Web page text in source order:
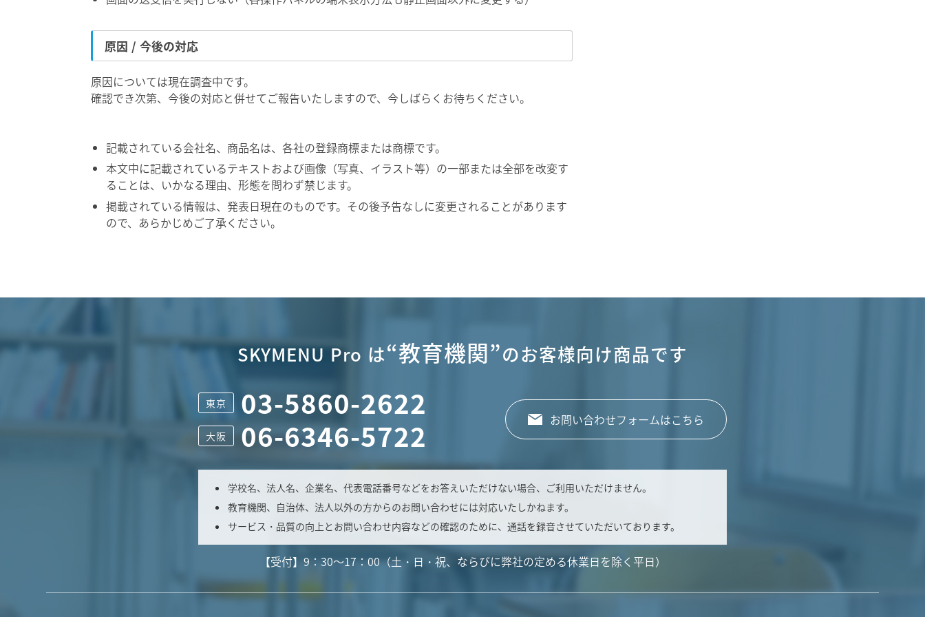
原因 / 今後の対応
原因については現在調査中です。
確認でき次第、今後の対応と併せてご報告いたしますので、今しばらくお待ちください。
記載されている会社名、商品名は、各社の登録商標または商標です。
本文中に記載されているテキストおよび画像（写真、イラスト等）の一部または全部を改変す
ることは、いかなる理由、形態を問わず禁じます。
掲載されている情報は、発表日現在のものです。その後予告なしに変更されることがあります
ので、あらかじめご了承ください。
SKYMENU Pro は“教育機関”のお客様向け商品です
東京 03-5860-2622
大阪 06-6346-5722 お問い合わせフォームはこちら
学校名、法人名、企業名、代表電話番号などをお答えいただけない場合、ご利用いただけません。
教育機関、自治体、法人以外の方からのお問い合わせには対応いたしかねます。
サービス・品質の向上とお問い合わせ内容などの確認のために、通話を録音させていただいております。
【受付】9：30～17：00（土・日・祝、ならびに弊社の定める休業日を除く平日）